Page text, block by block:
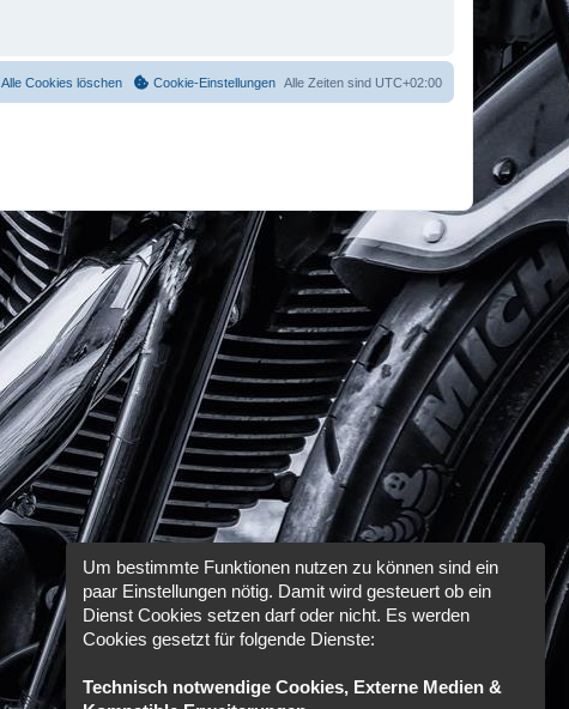
Alle Zeiten sind UTC+02:00
Cookie-Einstellungen
Alle Cookies löschen
Um bestimmte Funktionen nutzen zu können sind ein
paar Einstellungen nötig. Damit wird gesteuert ob ein
Dienst Cookies setzen darf oder nicht. Es werden
Cookies gesetzt für folgende Dienste:
Technisch notwendige Cookies, Externe Medien &